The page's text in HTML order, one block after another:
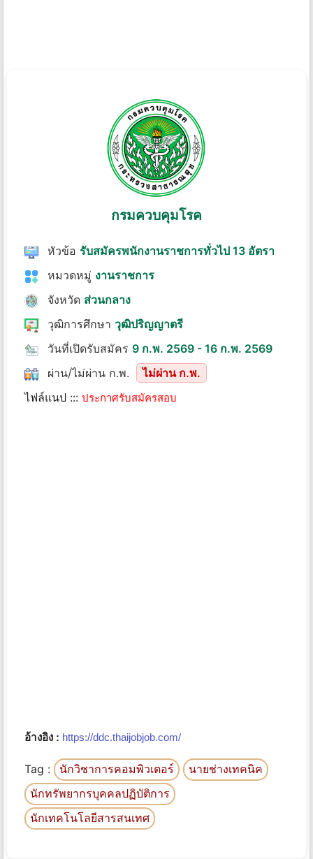
กรมควบคุมโรค
หัวข้อ รับสมัครพนักงานราชการทั่วไป 13 อัตรา
หมวดหมู่ งานราชการ
จังหวัด ส่วนกลาง
วุฒิการศึกษา วุฒิปริญญาตรี
วันที่เปิดรับสมัคร 9 ก.พ. 2569 - 16 ก.พ. 2569
ผ่าน/ไม่ผ่าน ก.พ.
ไม่ผ่าน ก.พ.
ไฟล์แนป ::: ประกาศรับสมัครสอบ
อ้างอิง : https://ddc.thaijobjob.com/
Tag : นักวิชาการคอมพิวเตอร์
นายช่างเทคนิค
นักทรัพยากรบุคคลปฏิบัติการ
นักเทคโนโลยีสารสนเทศ